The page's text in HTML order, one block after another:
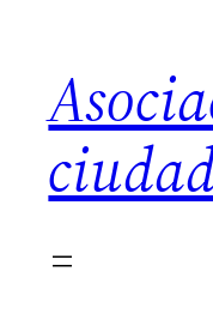
contenido